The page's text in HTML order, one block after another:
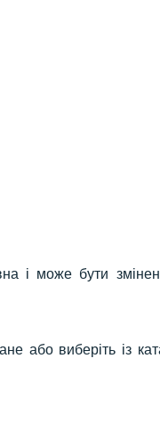
і може бути
або виберіть із